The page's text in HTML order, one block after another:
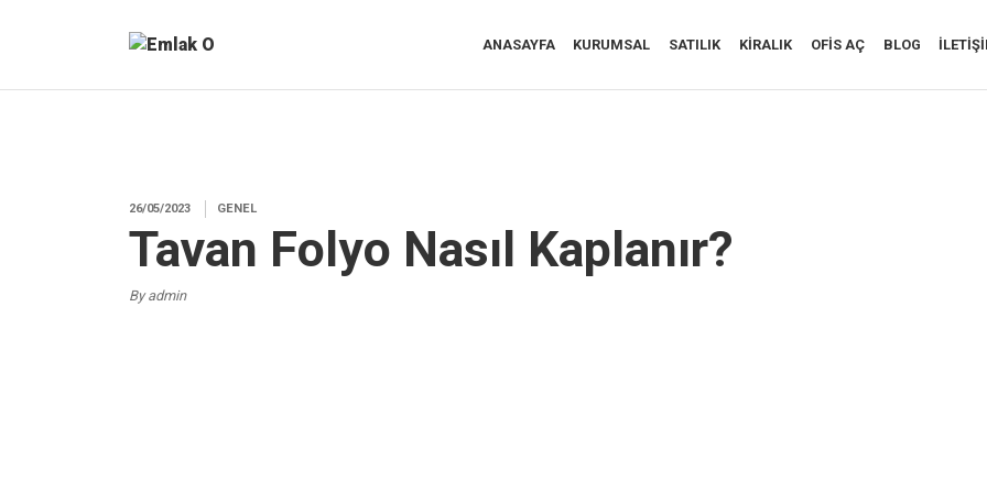
ANASAYFA KURUMSAL SATILIK KIRALIK OFIS AÇ BLOG
26/05/2023 GENEL
Tavan Folyo Nasıl Kaplanır?
By admin